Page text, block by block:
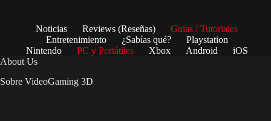
Noticias Reviews (Reseñas)
Guias / Tutoriales
Entretenimiento
¿Sabías qué?
Playstation
Nintendo
PC y Portátiles Xbox Android
iOS
About Us
Sobre VideoGaming 3D